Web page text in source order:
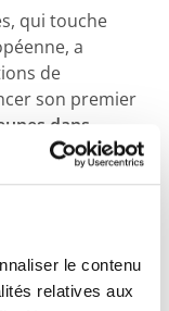
le contenu
relatives aux
qui touche
a
de
son premier
dans
des
s’est
dans les
»,